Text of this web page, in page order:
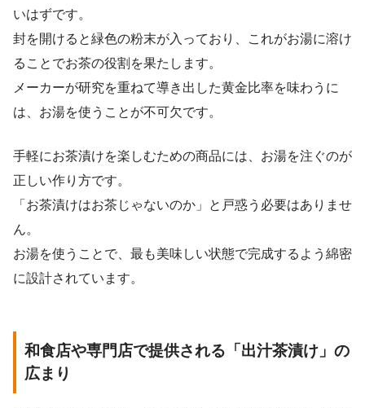
いはずです。
封を開けると緑色の粉末が入っており、これがお湯に溶け
ることでお茶の役割を果たします。
メーカーが研究を重ねて導き出した黄金比率を味わうに
は、お湯を使うことが不可欠です。
手軽にお茶漬けを楽しむための商品には、お湯を注ぐのが
正しい作り方です。
「お茶漬けはお茶じゃないのか」と戸惑う必要はありませ
ん。
お湯を使うことで、最も美味しい状態で完成するよう綿密
に設計されています。
和食店や専門店で提供される「出汁茶漬け」の
広まり